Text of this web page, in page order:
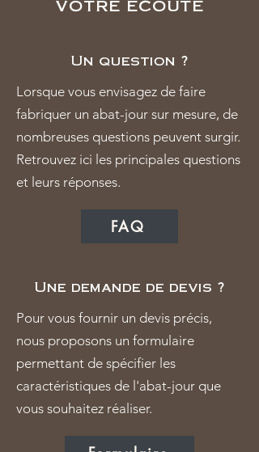
Un question ?
Lorsque vous envisagez de faire
fabriquer un abat-jour sur mesure, de
nombreuses questions peuvent surgir.
Retrouvez ici les principales questions
et leurs réponses.
FAQ
Une demande de devis ?
Pour vous fournir un devis précis,
nous proposons un formulaire
permettant de spécifier les
caractéristiques de l'abat-jour que
vous souhaitez réaliser.